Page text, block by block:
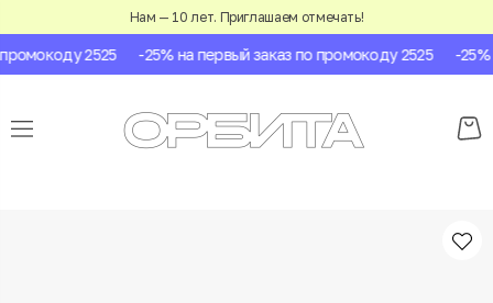
Нам — 10 лет. Приглашаем отмечать!
2525 -25% на первый заказ по промокоду 2525 -25%